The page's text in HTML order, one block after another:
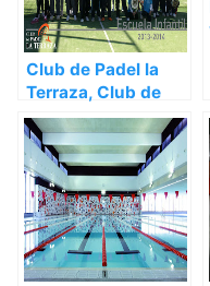
Club de Padel la
Terraza, Club de
pádel en La Pobla
de Vallbona –
Valencia